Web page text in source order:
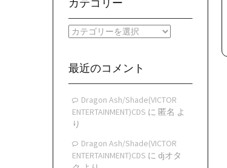
イ
ブ
カテゴリー
カ
リ
最近のコメント
Dragon Ash/Shade(VICTOR
ENTERTAINMENT)CDS に 匿名 よ
り
Dragon Ash/Shade(VICTOR
ENTERTAINMENT)CDS に djオタ